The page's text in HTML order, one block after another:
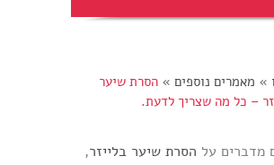
» מאמרים נוספים » הסרת שיער
– כל מה שצריך לדעת.
מדברים על הסרת שיער בלייזר,